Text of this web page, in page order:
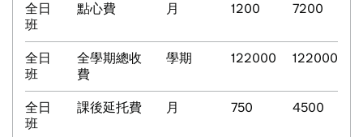
全日
班
點心費 月 1200 7200
全日
班
全學期總收
費
學期 122000 122000
全日
班
課後延托費 月 750 4500